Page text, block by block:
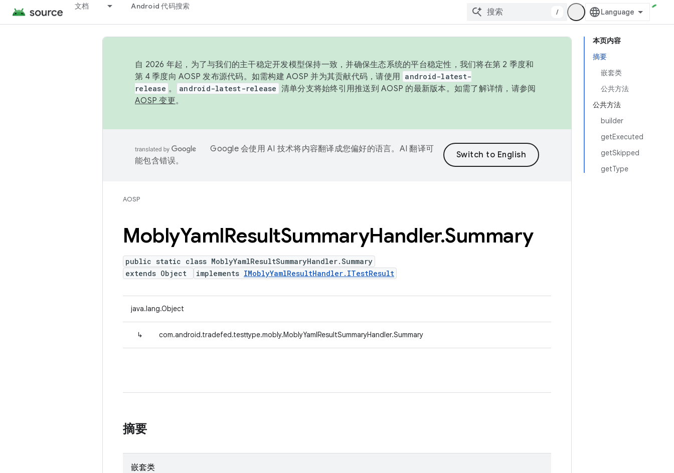
文档 Android 代码搜索
/
本页内容
摘要
嵌套类
公共方法
公共方法
builder
getExecuted
getSkipped
getType
自 2026 年起，为了与我们的主干稳定开发模型保持一致，并确保生态系统的平台稳定性，我们将在第 2 季度和
第 4 季度向 AOSP 发布源代码。如需构建 AOSP 并为其贡献代码，请使用 android-latest-
release 。 android-latest-release 清单分支将始终引用推送到 AOSP 的最新版本。如需了解详情，请参阅
AOSP 变更。
Google 会使用 AI 技术将内容翻译成您偏好的语言。AI 翻译可
能包含错误。
AOSP
MoblyYamlResultSummaryHandler.Summary
public static class MoblyYamlResultSummaryHandler.Summary
extends Object
implements IMoblyYamlResultHandler.ITestResult
java.lang.Object
↳ com.android.tradefed.testtype.mobly.MoblyYamlResultSummaryHandler.Summary
摘要
嵌套类